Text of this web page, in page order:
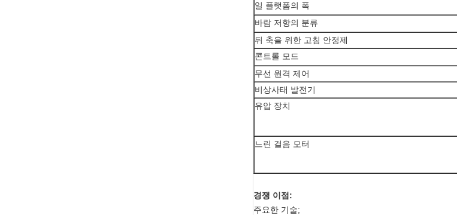
일 플랫폼의 폭
바람 저항의 분류
뒤 축을 위한 고침 안정제
콘트롤 모드
무선 원격 제어
비상사태 발전기
유압 장치
느린 걸음 모터
경쟁 이점:
주요한 기술;